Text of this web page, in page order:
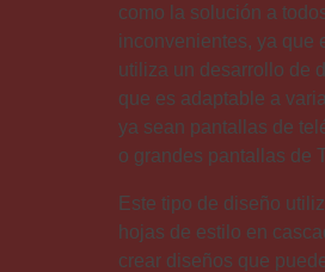
como la solución a
inconvenientes, ya que
utiliza un desarrollo de
que es adaptable a
ya sean pantallas de
o grandes pantallas de
Este tipo de diseño
hojas de estilo en
crear diseños que